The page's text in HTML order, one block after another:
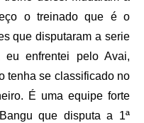
o treinado que é o
que disputaram a serie
enfrentei pelo Avai,
tenha se classificado no
É uma equipe forte
que disputa a 1ª